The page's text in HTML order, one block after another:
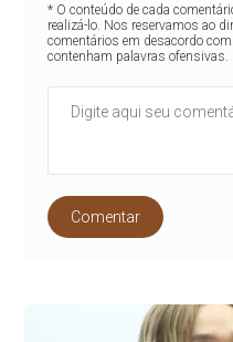
* O conteúdo de cada
realizá-lo. Nos reservamos ao
comentários em desacordo
contenham palavras ofensivas.
Comentar